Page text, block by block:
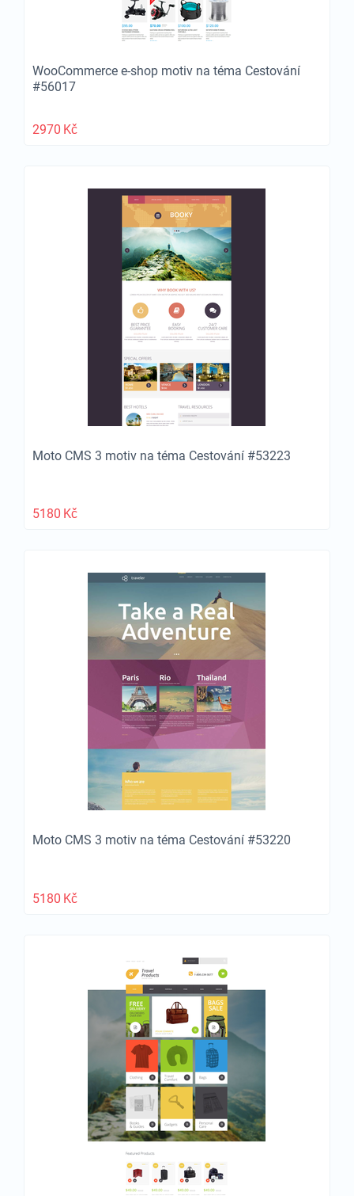
WooCommerce e-shop motiv na téma Cestování
#56017
2970 Kč
Moto CMS 3 motiv na téma Cestování #53223
5180 Kč
Moto CMS 3 motiv na téma Cestování #53220
5180 Kč